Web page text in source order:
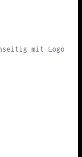
mit Logo